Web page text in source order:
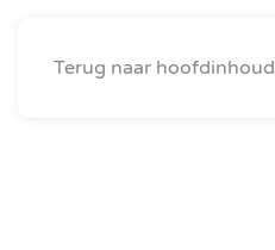
Terug naar hoofdinhoud
Menu